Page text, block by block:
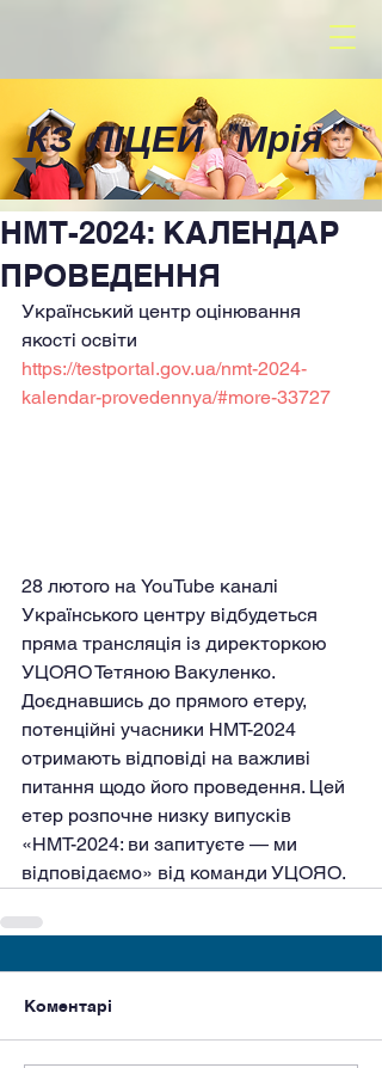
КЗ ЛІЦЕЙ"Мрія"
НМТ-2024: КАЛЕНДАР
ПРОВЕДЕННЯ
Український центр оцінювання
якості освіти
https://testportal.gov.ua/nmt-2024-
kalendar-provedennya/#more-33727
28 лютого на YouTube каналі
Українського центру відбудеться
пряма трансляція із директоркою
УЦОЯО Тетяною Вакуленко.
Доєднавшись до прямого етеру,
потенційні учасники НМТ-2024
отримають відповіді на важливі
питання щодо його проведення. Цей
етер розпочне низку випусків
«НМТ-2024: ви запитуєте — ми
відповідаємо» від команди УЦОЯО.
Коментарі